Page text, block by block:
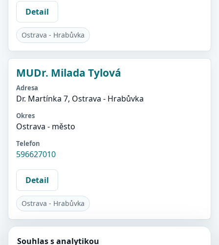
Detail
Ostrava - Hrabůvka
MUDr. Milada Tylová
Adresa
Dr. Martínka 7, Ostrava - Hrabůvka
Okres
Ostrava - město
Telefon
596627010
Detail
Ostrava - Hrabůvka
Souhlas s analytikou